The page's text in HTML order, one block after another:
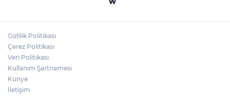
Yapay zekada onlarca uygulamanın
Gizlilik Politikası
Çerez Politikası
Veri Politikası
Kullanım Şartnamesi
Künye
İletişim